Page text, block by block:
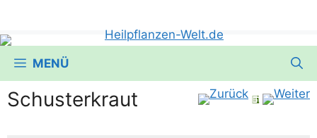
MENÜ
Schusterkraut